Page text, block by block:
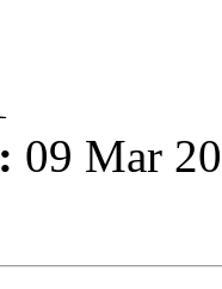
09 Mar